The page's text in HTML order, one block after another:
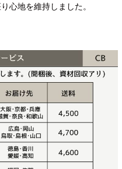
心地を維持しました。